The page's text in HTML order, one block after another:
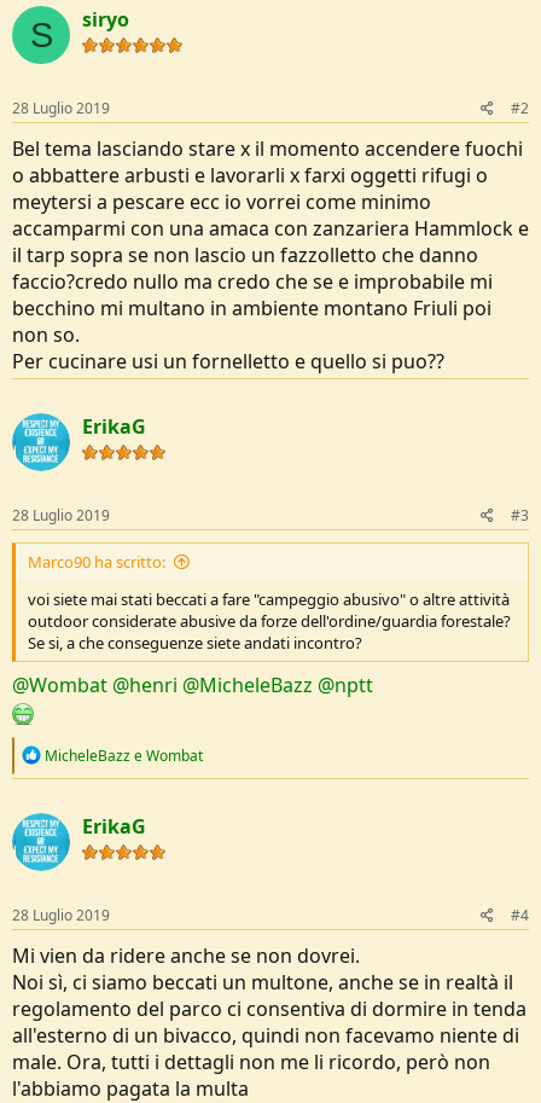
S siryo
28 Luglio 2019 #2
Bel tema lasciando stare x il momento accendere fuochi
o abbattere arbusti e lavorarli x farxi oggetti rifugi o
meytersi a pescare ecc io vorrei come minimo
accamparmi con una amaca con zanzariera Hammlock e
il tarp sopra se non lascio un fazzolletto che danno
faccio?credo nullo ma credo che se e improbabile mi
becchino mi multano in ambiente montano Friuli poi
non so.
Per cucinare usi un fornelletto e quello si puo??
ErikaG
28 Luglio 2019 #3
Marco90 ha scritto:
voi siete mai stati beccati a fare "campeggio abusivo" o altre attività
outdoor considerate abusive da forze dell'ordine/guardia forestale?
Se si, a che conseguenze siete andati incontro?
@Wombat @henri @MicheleBazz @nptt
R
c
t
i
o
s
:
MicheleBazzeWombat
ErikaG
28 Luglio 2019 #4
Mi vien da ridere anche se non dovrei.
Noi sì, ci siamo beccati un multone, anche se in realtà il
regolamento del parco ci consentiva di dormire in tenda
all'esterno di un bivacco, quindi non facevamo niente di
male. Ora, tutti i dettagli non me li ricordo, però non
l'abbiamo pagata la multa